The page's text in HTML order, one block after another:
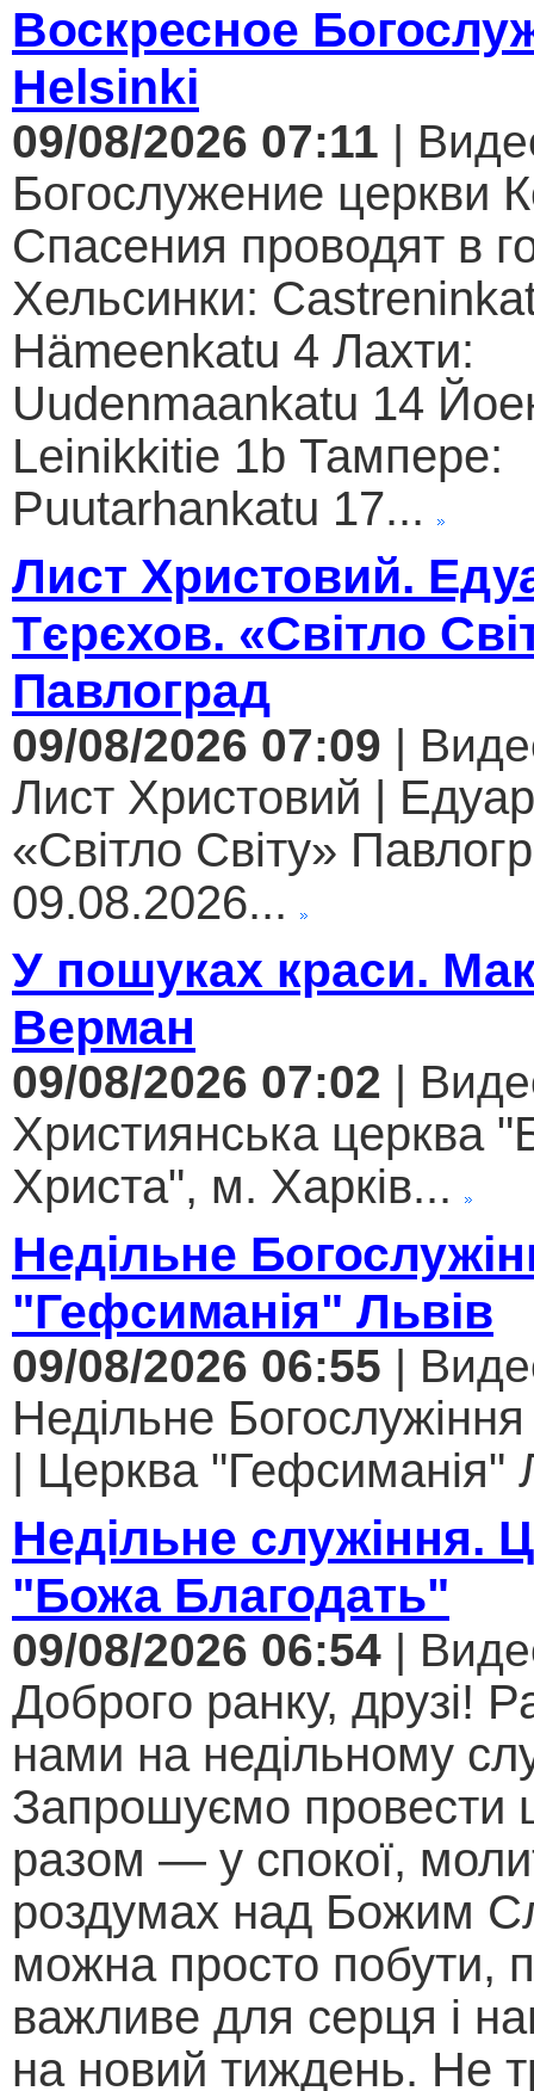
Воскресное
Helsinki
09/08/2026 07:11 |
Богослужение церкви
Спасения проводят в
Хельсинки:
Hämeenkatu 4 Лахти:
Uudenmaankatu 14
Leinikkitie 1b Тампере:
Puutarhankatu 17...
Лист Христовий.
Тєрєхов. «Світло
Павлоград
09/08/2026 07:09 |
Лист Христовий |
«Світло Світу»
09.08.2026...
У пошуках краси.
Верман
09/08/2026 07:02 |
Християнська церква
Христа", м. Харків...
Недільне
"Гефсиманія" Львів
09/08/2026 06:55 |
Недільне
| Церква "Гефсиманія"
Недільне служіння.
"Божа Благодать"
09/08/2026 06:54 |
Доброго ранку, друзі!
нами на недільному
Запрошуємо провести
разом — у спокої,
роздумах над Божим
можна просто побути,
важливе для серця і
на новий тиждень. Не